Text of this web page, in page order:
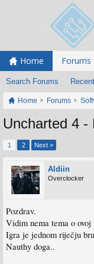
Home Forums
Search Forums
Home Forums
Uncharted 4 -
1 2 Next >
Aldiin
Overclocker
Pozdrav.
Vidim nema tema o
Igra je jednom riječju
Nauthy doga..